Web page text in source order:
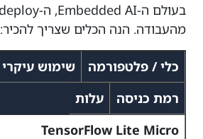
מהעבודה. הנה הכלים שצריך להכיר:
כלי / פלטפורמה שימוש עיקרי
רמת כניסה
עלות
TensorFlow Lite Micro